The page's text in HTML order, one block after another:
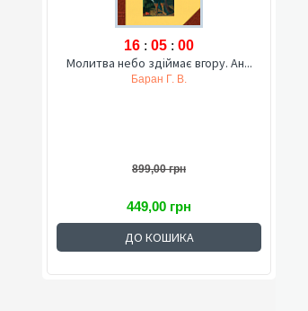
16 : 04 : 59
Молитва небо здіймає вгору. Ан...
Баран Г. В.
899,00 грн
449,00 грн
ДО КОШИКА